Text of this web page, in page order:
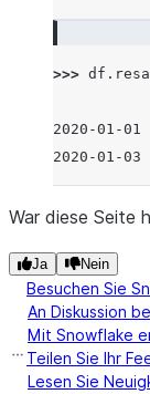
>>> df .
2020-01-
2020-01-
War diese Seite
Ja Nein
Besuchen Sie
An Diskussion
Mit Snowflake
Teilen Sie Ihr
Lesen Sie